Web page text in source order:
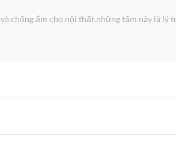
chống ẩm cho nội thất.những tấm này là lý